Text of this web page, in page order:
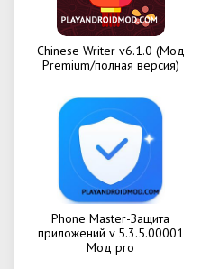
Chinese Writer v6.1.0 (Мод
Premium/полная версия)
Phone Master-Защита
приложений v 5.3.5.00001
Мод pro